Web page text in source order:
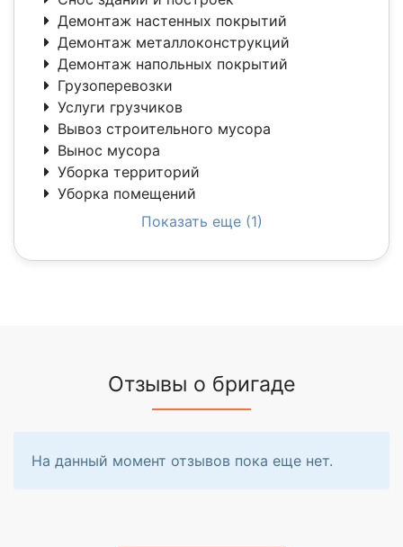
Демонтаж настенных покрытий
Демонтаж металлоконструкций
Демонтаж напольных покрытий
Грузоперевозки
Услуги грузчиков
Вывоз строительного мусора
Вынос мусора
Уборка территорий
Уборка помещений
Показать еще (1)
Отзывы о бригаде
На данный момент отзывов пока еще нет.